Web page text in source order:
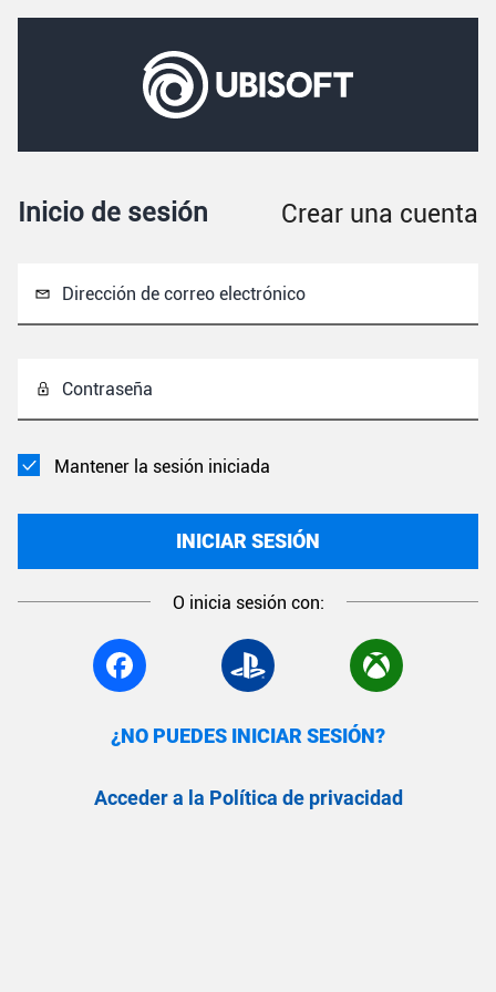
Inicio de sesión Crear una cuenta
Dirección de correo electrónico
Contraseña
Mantener la sesión iniciada
INICIAR SESIÓN
O inicia sesión con:
¿NO PUEDES INICIAR SESIÓN?
Acceder a la Política de privacidad